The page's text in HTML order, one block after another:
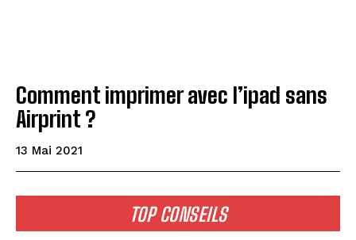
Comment imprimer avec l’ipad sans
Airprint ?
13 Mai 2021
TOP CONSEILS